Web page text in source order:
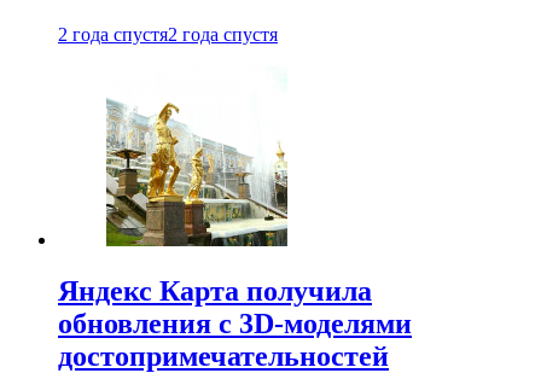
2 года спустя2 года спустя
Яндекс Карта получила
обновления с 3D-моделями
достопримечательностей